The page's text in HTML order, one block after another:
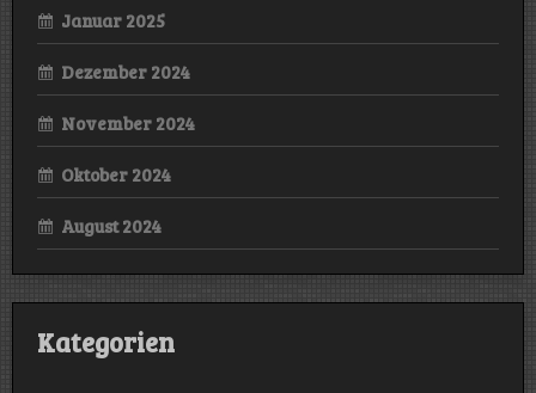
Januar 2025
Dezember 2024
November 2024
Oktober 2024
August 2024
Kategorien